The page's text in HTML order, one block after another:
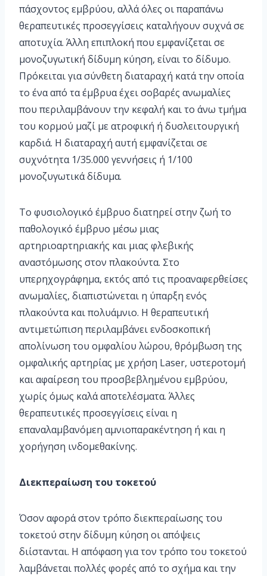
πάσχοντος εμβρύου, αλλά όλες οι παραπάνω
θεραπευτικές προσεγγίσεις καταλήγουν συχνά σε
αποτυχία. Άλλη επιπλοκή που εμφανίζεται σε
μονοζυγωτική δίδυμη κύηση, είναι το δίδυμο.
Πρόκειται για σύνθετη διαταραχή κατά την οποία
το ένα από τα έμβρυα έχει σοβαρές ανωμαλίες
που περιλαμβάνουν την κεφαλή και το άνω τμήμα
του κορμού μαζί με ατροφική ή δυσλειτουργική
καρδιά. Η διαταραχή αυτή εμφανίζεται σε
συχνότητα 1/35.000 γεννήσεις ή 1/100
μονοζυγωτικά δίδυμα.
Το φυσιολογικό έμβρυο διατηρεί στην ζωή το
παθολογικό έμβρυο μέσω μιας
αρτηριοαρτηριακής και μιας φλεβικής
αναστόμωσης στον πλακούντα. Στο
υπερηχογράφημα, εκτός από τις προαναφερθείσες
ανωμαλίες, διαπιστώνεται η ύπαρξη ενός
πλακούντα και πολυάμνιο. Η θεραπευτική
αντιμετώπιση περιλαμβάνει ενδοσκοπική
απολίνωση του ομφαλίου λώρου, θρόμβωση της
ομφαλικής αρτηρίας με χρήση Laser, υστεροτομή
και αφαίρεση του προσβεβλημένου εμβρύου,
χωρίς όμως καλά αποτελέσματα. Άλλες
θεραπευτικές προσεγγίσεις είναι η
επαναλαμβανόμεη αμνιοπαρακέντηση ή και η
χορήγηση ινδομεθακίνης.
Διεκπεραίωση του τοκετού
Όσον αφορά στον τρόπο διεκπεραίωσης του
τοκετού στην δίδυμη κύηση οι απόψεις
διίστανται. Η απόφαση για τον τρόπο του τοκετού
λαμβάνεται πολλές φορές από το σχήμα και την